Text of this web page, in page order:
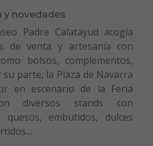
y novedades
Padre Calatayud acogía
de venta y artesanía con
bolsos, complementos,
parte, la Plaza de Navarra
en escenario de la Feria
diversos stands con
quesos, embutidos, dulces